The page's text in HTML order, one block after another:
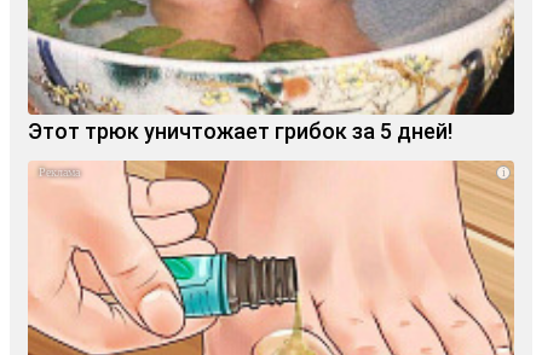
Этот трюк уничтожает грибок за 5 дней!
i